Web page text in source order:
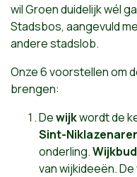
wil Groen duidelijk wél
Stadsbos, aangevuld
andere stadslob.
Onze 6 voorstellen om
brengen:
Dewijkwordt de
Sint-
onderling.
van wijkideeën.